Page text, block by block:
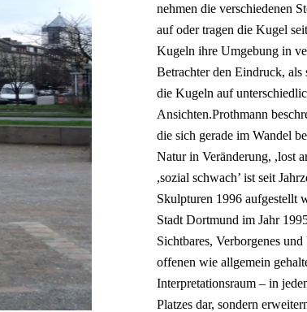
nehmen die verschiedenen
auf oder tragen die Kugel
Kugeln ihre Umgebung in
Betrachter den Eindruck,
die Kugeln auf
Ansichten.Prothmann
die sich gerade im Wandel
Natur in Veränderung, ,lost
,sozial schwach’ ist seit
Skulpturen 1996 aufgestellt
Stadt Dortmund im Jahr
Sichtbares, Verborgenes
offenen wie allgemein
Interpretationsraum – in
Platzes dar, sondern